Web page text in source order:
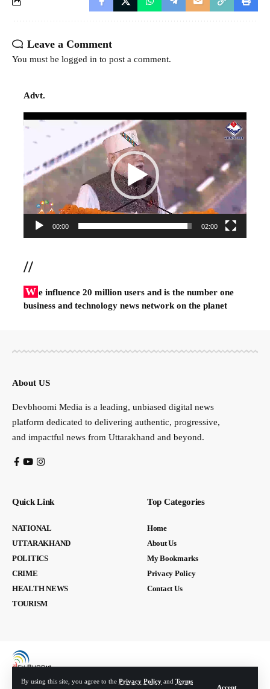
By using this site, you agree to the Privacy Policy and Terms
Accept
Leave a Comment
You must be logged in to post a comment.
Advt.
Video
00:00 02:00
//
W e influence 20 million users and is the number one
business and technology news network on the planet
About US
Devbhoomi Media is a leading, unbiased digital news
platform dedicated to delivering authentic, progressive,
and impactful news from Uttarakhand and beyond.
Quick Link
NATIONAL
UTTARAKHAND
POLITICS
CRIME
HEALTH NEWS
TOURISM
Top Categories
Home
About Us
My Bookmarks
Privacy Policy
Contact Us